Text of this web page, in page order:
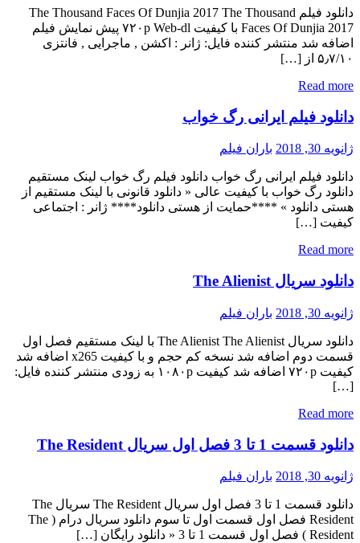
دانلود فیلم The Thousand Faces Of Dunjia 2017 The Thousand
Faces Of Dunjia 2017 با کیفیت ۷۲۰p Web-dl پیش نمایش فیلم
اضافه شد منتشر کننده فایل: ژانر : اکشن , ماجرایی , فانتزی
۵٫۷/۱۰ از […]
Read more
دانلود فیلم ایرانی رگ خواب
ژانویه 30, 2018 باران فیلم
دانلود فیلم ایرانی رگ خواب دانلود فیلم رگ خواب لینک مستقیم
دانلود رگ خواب با کیفیت عالی « دانلود قانونی با لینک مستقیم از
هستی دانلود » ****حمایت از هستی دانلود**** ژانر : اجتماعی
کیفیت […]
Read more
دانلود سریال The Alienist
ژانویه 30, 2018 باران فیلم
دانلود سریال The Alienist The Alienist با لینک مستقیم فصل اول
قسمت دوم اضافه شد نسخه کم حجم و با کیفیت x265 اضافه شد
کیفیت ۷۲۰p اضافه شد کیفیت ۱۰۸۰p به زودی منتشر کننده فایل:
[…]
Read more
دانلود قسمت 1 تا 3 فصل اول سریال The Resident
ژانویه 30, 2018 باران فیلم
دانلود قسمت 1 تا 3 فصل اول سریال The Resident سریال The
Resident فصل اول قسمت اول تا سوم دانلود سریال درام ( The
Resident ) فصل اول قسمت 1 تا 3 « دانلود رایگان […]